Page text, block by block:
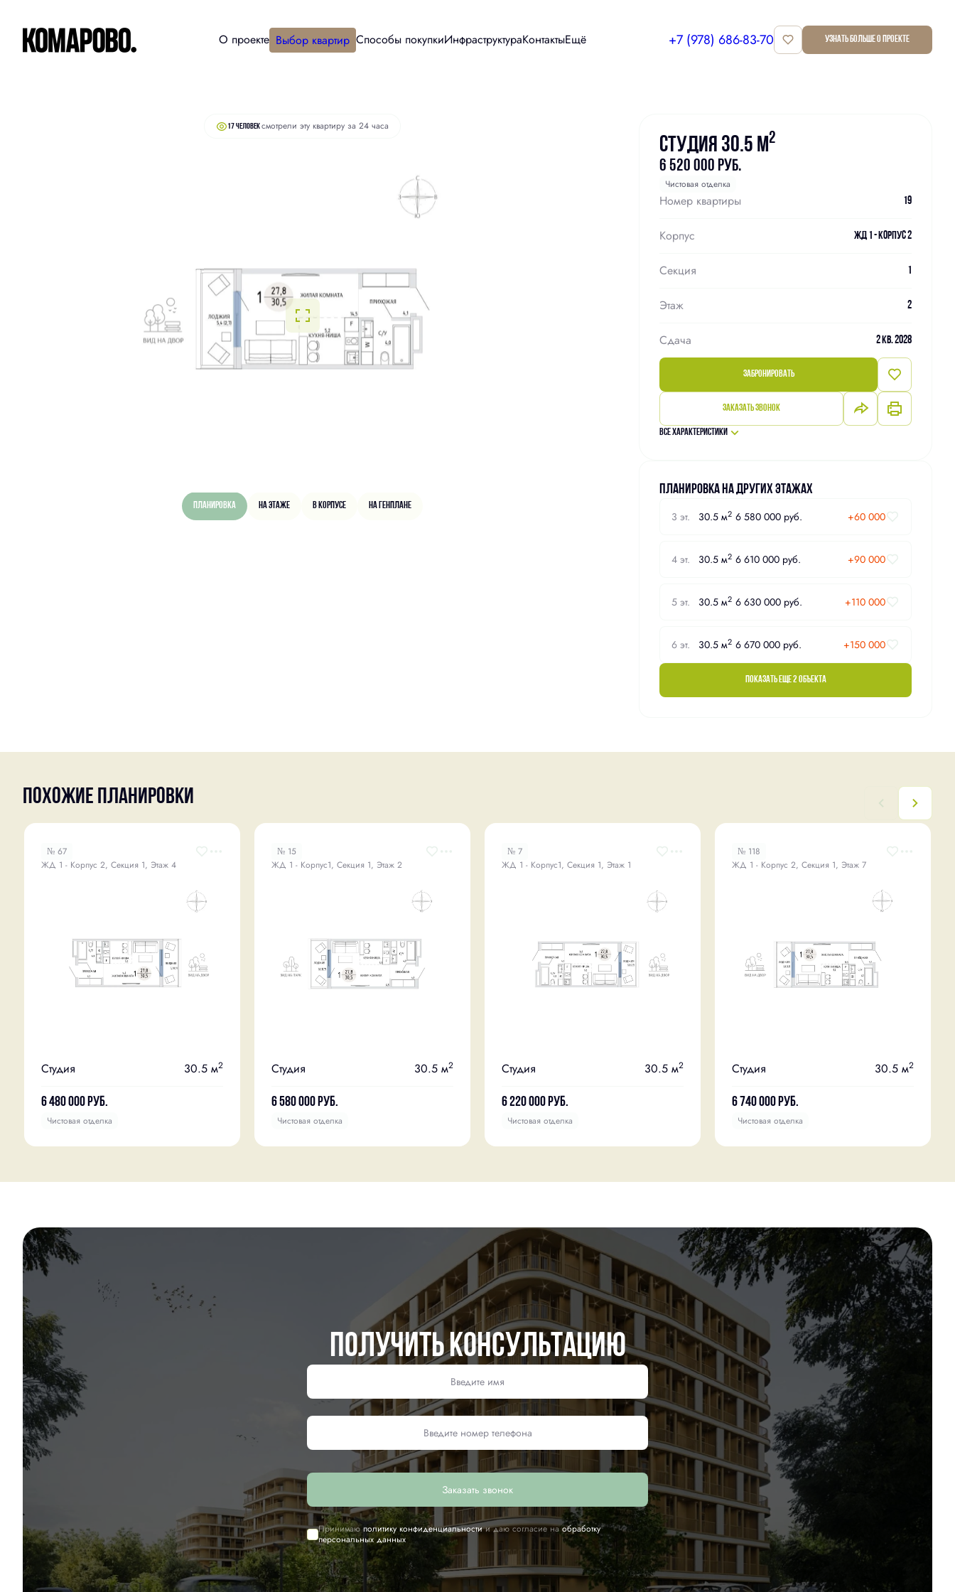
О проекте Выбор квартир Способы покупкиИнфраструктураКонтактыЕщё +7 (978) 686-83-70 Узнать больше о проекте
Студия30.5 м 2 6 520 000 руб. Забронировать
17 человексмотрели эту квартиру за 24 часа
Планировка На этаже В корпусе На генплане
Студия 30.5 м2
6 520 000 руб.
Чистовая отделка
Номер квартиры 19
Корпус ЖД 1 - Корпус 2
Секция 1
Этаж 2
Сдача 2 кв. 2028
Забронировать
Заказать звонок
Все характеристики
Планировка на других этажах
3 эт.
30.5 м2 6 580 000 руб. +60 000
4 эт. 30.5 м2 6 610 000 руб. +90 000
5 эт. 30.5 м2 6 630 000 руб. +110 000
6 эт. 30.5 м2 6 670 000 руб. +150 000
Показать еще 2 объектa
Похожие планировки
№ 67
ЖД 1 - Корпус 2, Секция 1, Этаж 4
Студия 30.5 м2
6 480 000руб.
Чистовая отделка
№ 15
ЖД 1 - Корпус1, Секция 1, Этаж 2
Студия 30.5 м2
6 580 000руб.
Чистовая отделка
№ 7
ЖД 1 - Корпус1, Секция 1, Этаж 1
Студия 30.5 м2
6 220 000руб.
Чистовая отделка
№ 118
ЖД 1 - Корпус 2, Секция 1, Этаж 7
Студия 30.5 м2
6 740 000руб.
Чистовая отделка
Получить консультацию
Заказать звонок
Принимаюполитику конфиденциальностии даю согласие наобработку
персональных данных